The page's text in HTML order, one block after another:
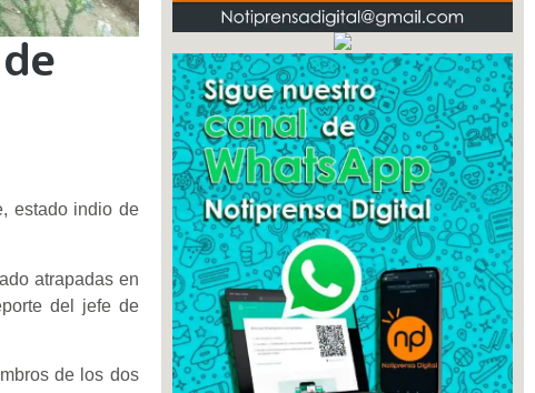
estado indio de
atrapadas en
del jefe de
de los dos